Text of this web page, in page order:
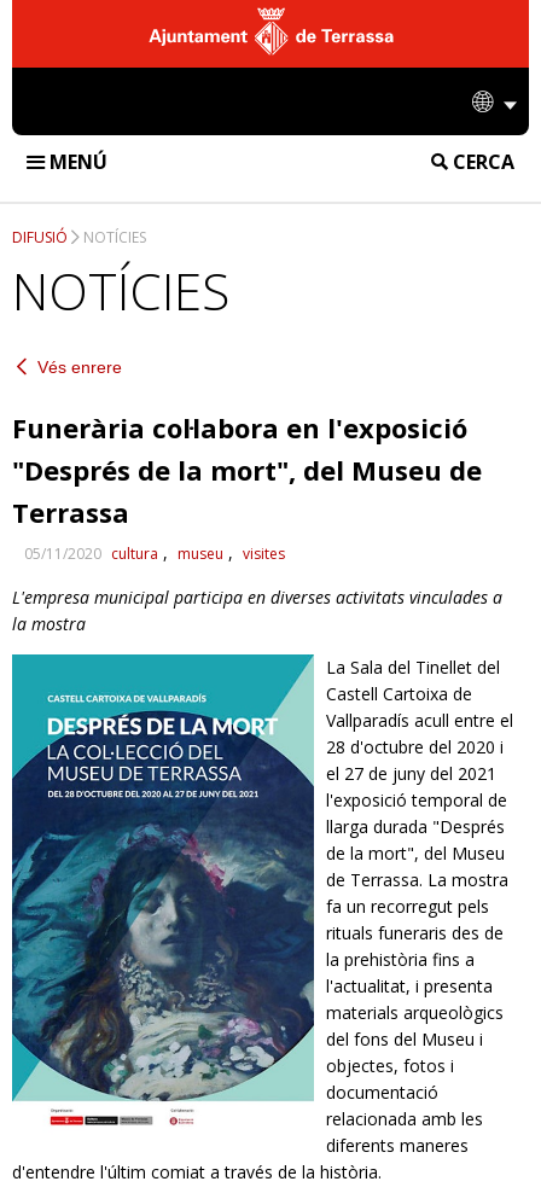
Ajuntament
de
Terrassa
MENÚ
CERCA
INSTAL·LACIONS
TANATORI
CREMATORI
SERVEIS FUNERARIS
SERVEIS DE CREMATORI
SERVEIS DE CEMENTIRI
DIFUSIÓ
NOTÍCIES
ACCIONS
EMPRESA
CONTACTE
INFORMACIÓ CORPORATIVA
DIFUSIÓ NOTÍCIES
NOTÍCIES
Vés enrere
Funerària col·labora en l'exposició
"Després de la mort", del Museu de
Terrassa
05/11/2020 cultura museu visites
L'empresa municipal participa en diverses activitats vinculades a
la mostra
La Sala del Tinellet del
Castell Cartoixa de
Vallparadís acull entre el
28 d'octubre del 2020 i
el 27 de juny del 2021
l'exposició temporal de
llarga durada "Després
de la mort", del Museu
de Terrassa. La mostra
fa un recorregut pels
rituals funeraris des de
la prehistòria fins a
l'actualitat, i presenta
materials arqueològics
del fons del Museu i
objectes, fotos i
documentació
relacionada amb les
diferents maneres
d'entendre l'últim comiat a través de la història.